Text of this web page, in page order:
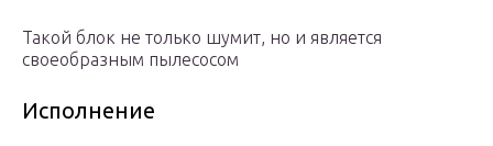
Такой блок не только шумит, но и является
своеобразным пылесосом
Исполнение